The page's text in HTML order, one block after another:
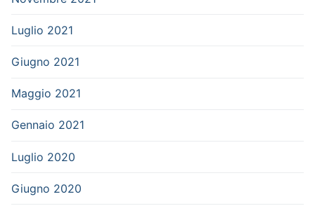
Luglio 2021
Giugno 2021
Maggio 2021
Gennaio 2021
Luglio 2020
Giugno 2020